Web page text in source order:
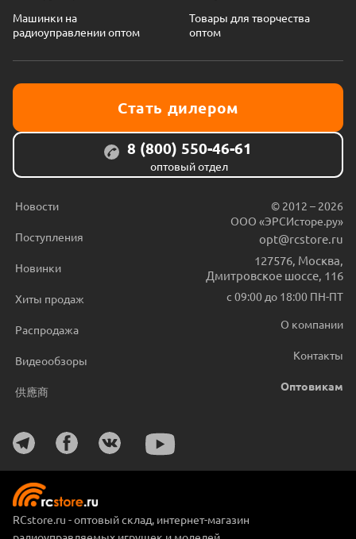
Машинки на
радиоуправлении оптом
Товары для творчества
оптом
Стать дилером
8 (800) 550-46-61
оптовый отдел
Новости
Поступления
Новинки
Хиты продаж
Распродажа
Видеообзоры
供應商
© 2012 – 2026
ООО «ЭРСИсторе.ру»
opt@rcstore.ru
127576 Москва
Дмитровское шоссе, 116
с 09:00 до 18:00 ПН-ПТ
О компании
Контакты
Оптовикам
RCstore.ru - оптовый склад, интернет-магазин